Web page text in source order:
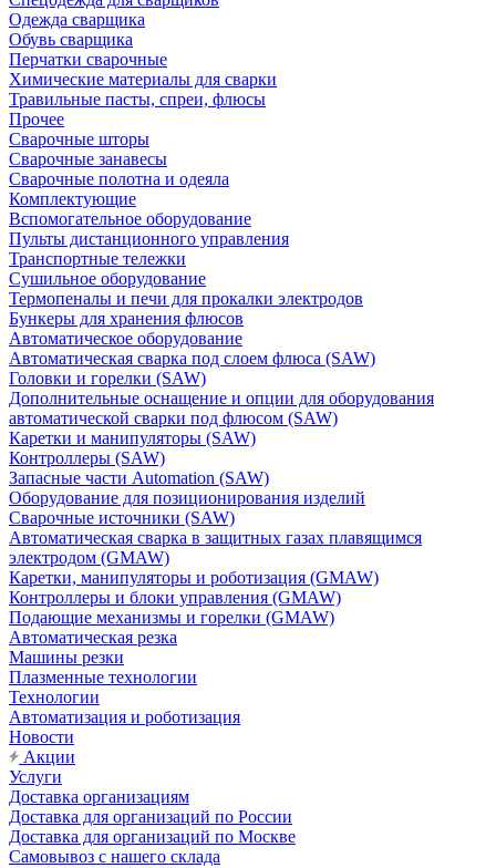
Одежда сварщика
Обувь сварщика
Перчатки сварочные
Химические материалы для сварки
Травильные пасты, спреи, флюсы
Прочее
Сварочные шторы
Сварочные занавесы
Сварочные полотна и одеяла
Комплектующие
Вспомогательное оборудование
Пульты дистанционного управления
Транспортные тележки
Сушильное оборудование
Термопеналы и печи для прокалки электродов
Бункеры для хранения флюсов
Автоматическое оборудование
Автоматическая сварка под слоем флюса (SAW)
Головки и горелки (SAW)
Дополнительные оснащение и опции для оборудования
автоматической сварки под флюсом (SAW)
Каретки и манипуляторы (SAW)
Контроллеры (SAW)
Запасные части Automation (SAW)
Оборудование для позиционирования изделий
Сварочные источники (SAW)
Автоматическая сварка в защитных газах плавящимся
электродом (GMAW)
Каретки, манипуляторы и роботизация (GMAW)
Контроллеры и блоки управления (GMAW)
Подающие механизмы и горелки (GMAW)
Автоматическая резка
Машины резки
Плазменные технологии
Технологии
Автоматизация и роботизация
Новости
Акции
Услуги
Доставка организациям
Доставка для организаций по России
Доставка для организаций по Москве
Самовывоз с нашего склада